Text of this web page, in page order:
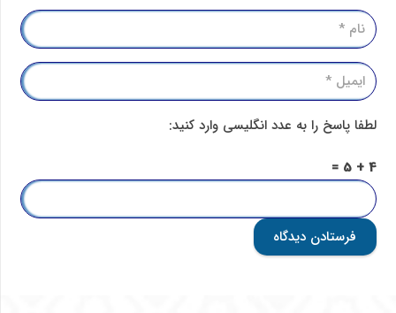
لطفا پاسخ را به عدد انگلیسی وارد کنید:
4 + 5 =
فرستادن دیدگاه